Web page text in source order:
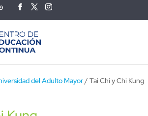
del Adulto Mayor/ Tai Chi y Chi Kung